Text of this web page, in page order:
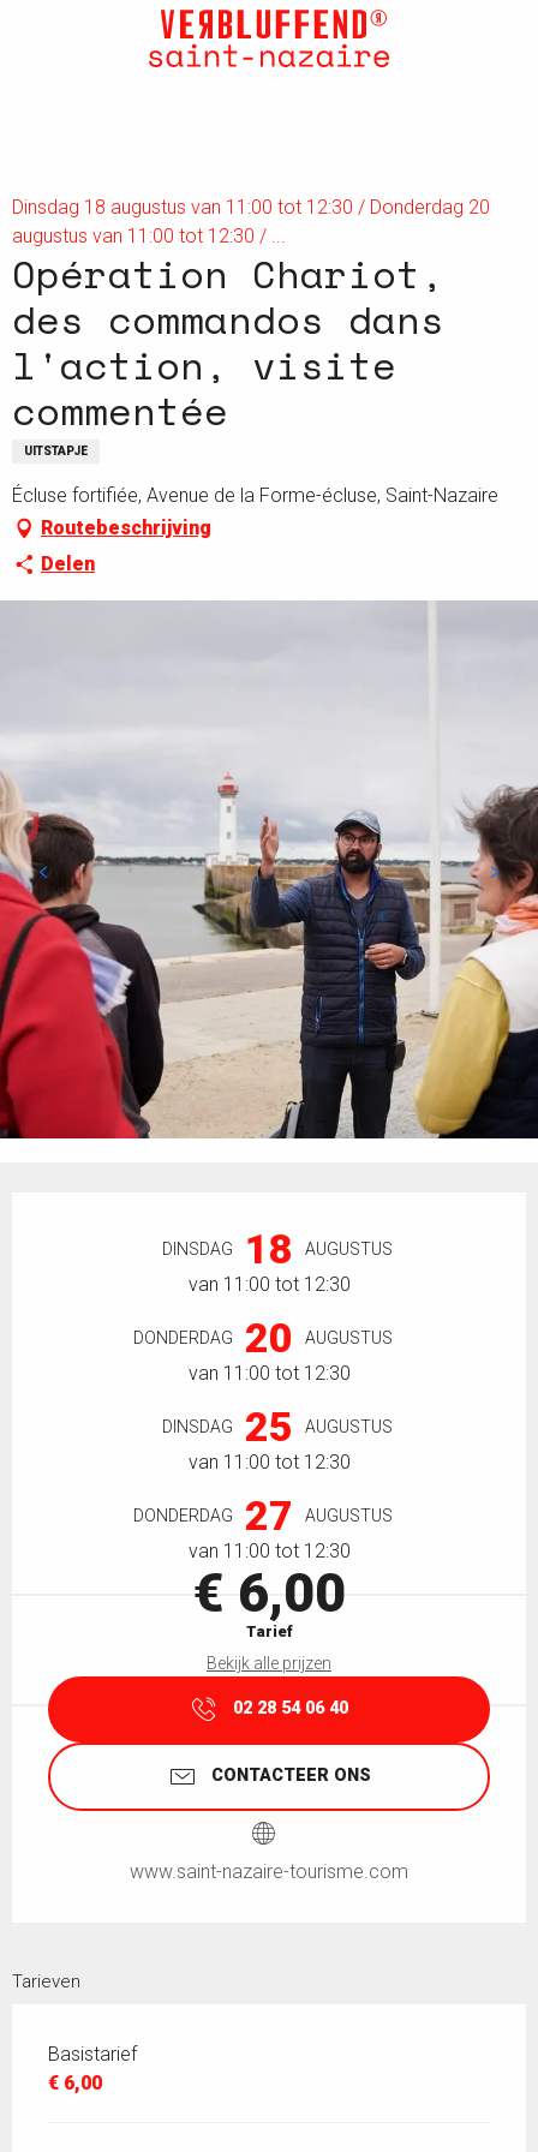
Dinsdag 18 augustus van 11:00 tot 12:30 / Donderdag 20
augustus van 11:00 tot 12:30 / ...
Opération Chariot,
des commandos dans
l'action, visite
commentée
UITSTAPJE
Écluse fortifiée, Avenue de la Forme-écluse, Saint-Nazaire
Routebeschrijving
Delen
DINSDAG 18 AUGUSTUS
van 11:00 tot 12:30
DONDERDAG 20 AUGUSTUS
van 11:00 tot 12:30
DINSDAG 25 AUGUSTUS
van 11:00 tot 12:30
DONDERDAG 27 AUGUSTUS
van 11:00 tot 12:30
€ 6,00
Tarief
Bekijk alle prijzen
02 28 54 06 40
CONTACTEER ONS
www.saint-nazaire-tourisme.com
Tarieven
Basistarief
€ 6,00